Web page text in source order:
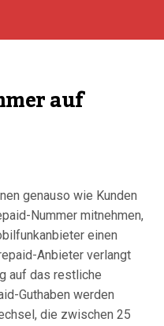
auf
genauso wie Kunden
Nummer mitnehmen,
einen
Anbieter verlangt
auf das restliche
Guthaben werden
die zwischen 25